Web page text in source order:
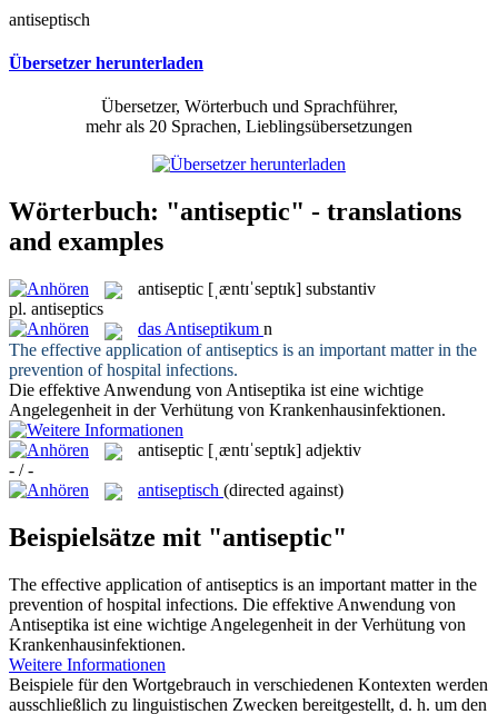
antiseptisch
Übersetzer herunterladen
Übersetzer, Wörterbuch und Sprachführer,
mehr als 20 Sprachen, Lieblingsübersetzungen
Wörterbuch: "antiseptic" - translations
and examples
antiseptic [ˌæntɪˈseptɪk] substantiv
pl. antiseptics
das Antiseptikum n
The effective application ofantiseptics is an important matter in the
prevention of hospital infections.
Die effektive Anwendung von Antiseptika ist eine wichtige
Angelegenheit in der Verhütung von Krankenhausinfektionen.
antiseptic [ˌæntɪˈseptɪk] adjektiv
- / -
antiseptisch (directed against)
Beispielsätze mit "antiseptic"
The effective application ofantiseptics is an important matter in the
prevention of hospital infections. Die effektive Anwendung von
Antiseptika ist eine wichtige Angelegenheit in der Verhütung von
Krankenhausinfektionen.
Weitere Informationen
Beispiele für den Wortgebrauch in verschiedenen Kontexten werden
ausschließlich zu linguistischen Zwecken bereitgestellt, d. h. um den